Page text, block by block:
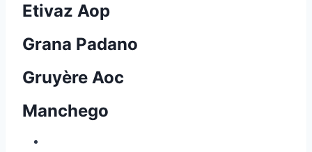
Etivaz Aop
Grana Padano
Gruyère Aoc
Manchego